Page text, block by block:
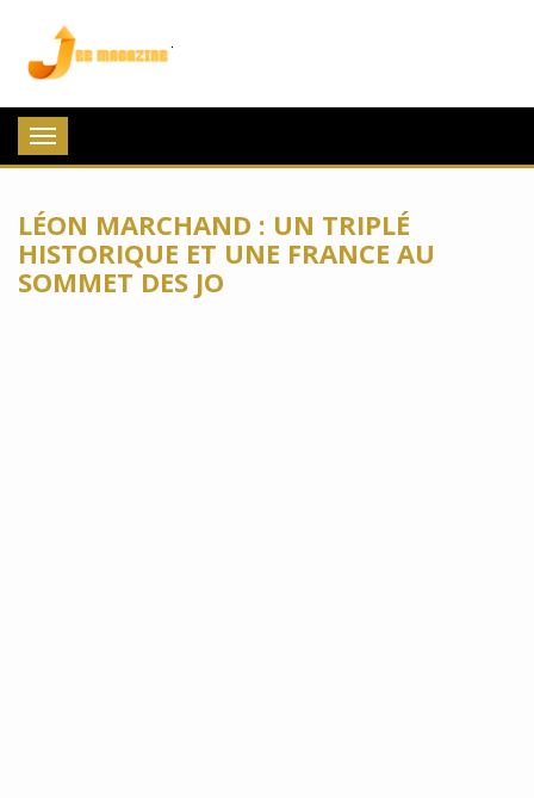
Toggle
navigation
LÉON MARCHAND : UN TRIPLÉ
HISTORIQUE ET UNE FRANCE AU
SOMMET DES JO